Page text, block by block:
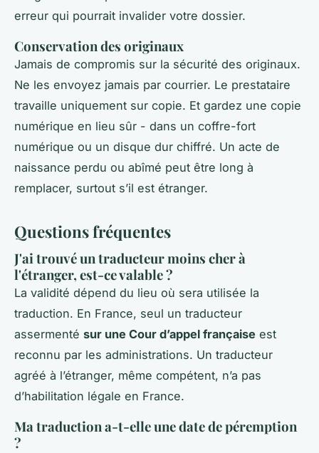
erreur qui pourrait invalider votre dossier.
Conservation des originaux
Jamais de compromis sur la sécurité des originaux.
Ne les envoyez jamais par courrier. Le prestataire
travaille uniquement sur copie. Et gardez une copie
numérique en lieu sûr - dans un coffre-fort
numérique ou un disque dur chiffré. Un acte de
naissance perdu ou abîmé peut être long à
remplacer, surtout s’il est étranger.
Questions fréquentes
J'ai trouvé un traducteur moins cher à
l'étranger, est-ce valable ?
La validité dépend du lieu où sera utilisée la
traduction. En France, seul un traducteur
assermenté sur une Cour d’appel française est
reconnu par les administrations. Un traducteur
agréé à l’étranger, même compétent, n’a pas
d’habilitation légale en France.
Ma traduction a-t-elle une date de péremption
?